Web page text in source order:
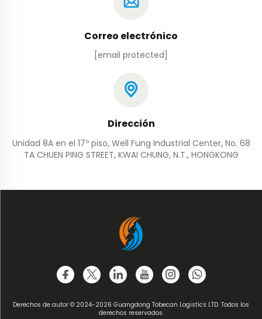
Correo electrónico
[email protected]
Dirección
Unidad 8A en el 17º piso, Well Fung Industrial Center, No. 68
TA CHUEN PING STREET, KWAI CHUNG, N.T., HONGKONG
Derechos de autor © 2024-2026 Guangdong Tobecan Logistics LTD. Todos los
derechos reservados.